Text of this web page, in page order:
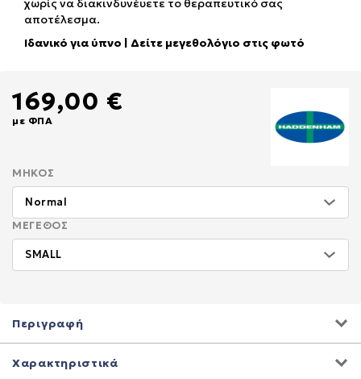
χωρίς να διακινδυνέυετε το θεραπευτικό σας
αποτέλεσμα.
Ιδανικό για ύπνο | Δείτε μεγεθολόγιο στις φωτό
169,00 €
με ΦΠΑ
ΜΉΚΟΣ
ΜΈΓΕΘΟΣ
Περιγραφή
Χαρακτηριστικά